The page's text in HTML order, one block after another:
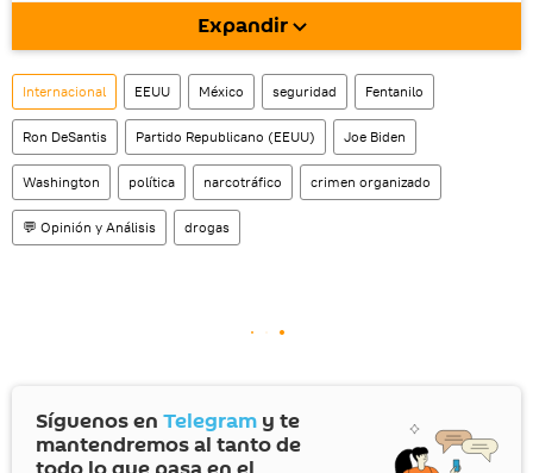
móvil (¡solo para Android!).
También tenemos una cuenta en la red
social rusa VK .
Expandir
Internacional EEUU México seguridad Fentanilo
Ron DeSantis Partido Republicano (EEUU) Joe Biden
Washington política narcotráfico crimen organizado
💬 Opinión y Análisis drogas
Síguenos en Telegram y te
mantendremos al tanto de